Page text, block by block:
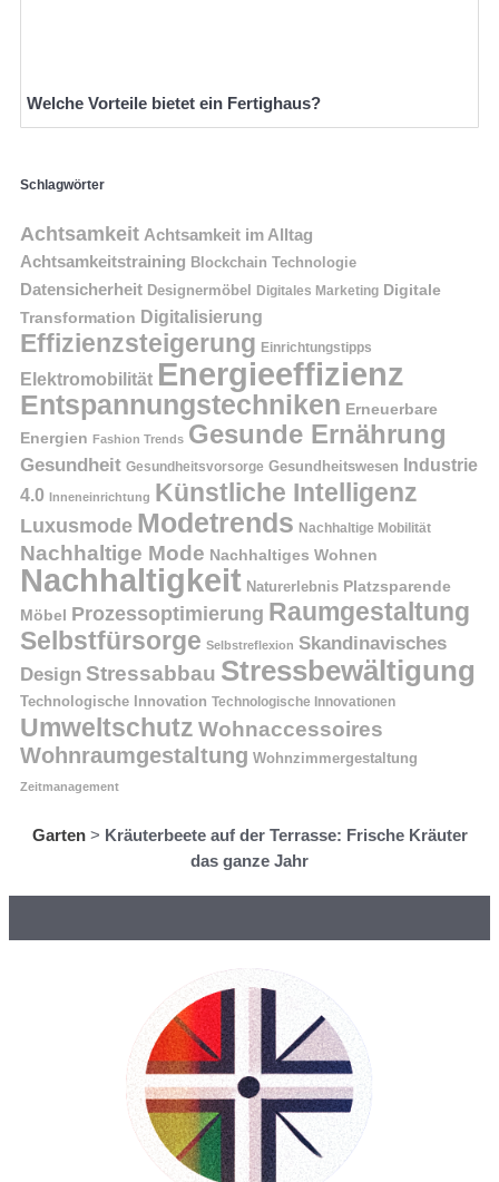
Welche Vorteile bietet ein Fertighaus?
Schlagwörter
Achtsamkeit Achtsamkeit im Alltag
Achtsamkeitstraining Blockchain Technologie
Datensicherheit Designermöbel Digitales Marketing Digitale
Transformation Digitalisierung
Effizienzsteigerung Einrichtungstipps
Elektromobilität Energieeffizienz
Entspannungstechniken Erneuerbare
Energien Fashion Trends Gesunde Ernährung
Gesundheit Gesundheitsvorsorge Gesundheitswesen Industrie
4.0
Inneneinrichtung Künstliche Intelligenz
Luxusmode Modetrends Nachhaltige Mobilität
Nachhaltige Mode Nachhaltiges Wohnen
Nachhaltigkeit Naturerlebnis Platzsparende
Möbel
Prozessoptimierung Raumgestaltung
Selbstfürsorge Selbstreflexion Skandinavisches
Design Stressabbau Stressbewältigung
Technologische Innovation Technologische Innovationen
Umweltschutz Wohnaccessoires
Wohnraumgestaltung Wohnzimmergestaltung
Zeitmanagement
Garten> Kräuterbeete auf der Terrasse: Frische Kräuter
das ganze Jahr